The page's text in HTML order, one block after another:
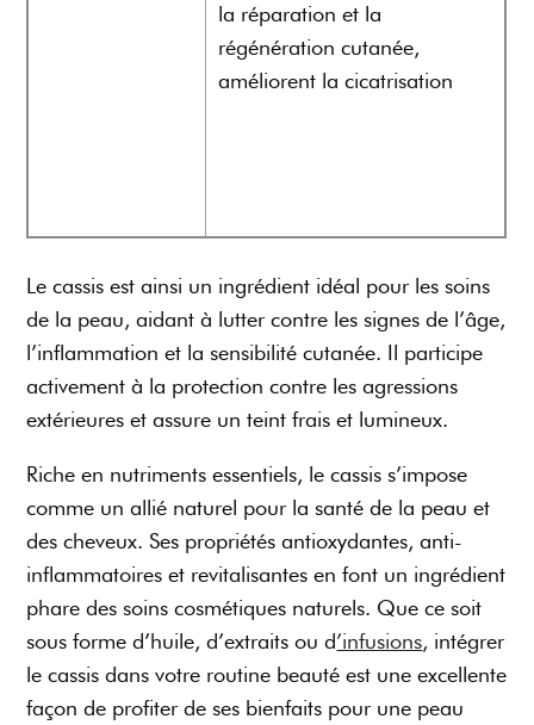
la réparation et la
régénération cutanée,
améliorent la cicatrisation
Le cassis est ainsi un ingrédient idéal pour les soins
de la peau, aidant à lutter contre les signes de l’âge,
l’inflammation et la sensibilité cutanée. Il participe
activement à la protection contre les agressions
extérieures et assure un teint frais et lumineux.
Riche en nutriments essentiels, le cassis s’impose
comme un allié naturel pour la santé de la peau et
des cheveux. Ses propriétés antioxydantes, anti-
inflammatoires et revitalisantes en font un ingrédient
phare des soins cosmétiques naturels. Que ce soit
sous forme d’huile, d’extraits ou d’infusions, intégrer
le cassis dans votre routine beauté est une excellente
façon de profiter de ses bienfaits pour une peau